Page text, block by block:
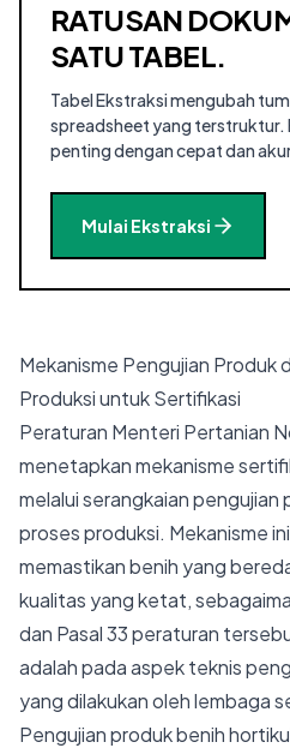
RATUSAN
SATU TABEL.
Tabel Ekstraksi mengubah
spreadsheet yang terstruktur.
penting dengan cepat dan
Mulai Ekstraksi
Mekanisme Pengujian Produk
Produksi untuk Sertifikasi
Peraturan Menteri Pertanian
menetapkan mekanisme
melalui serangkaian pengujian
proses produksi. Mekanisme
memastikan benih yang
kualitas yang ketat,
dan Pasal 33 peraturan
adalah pada aspek teknis
yang dilakukan oleh lembaga
Pengujian produk benih